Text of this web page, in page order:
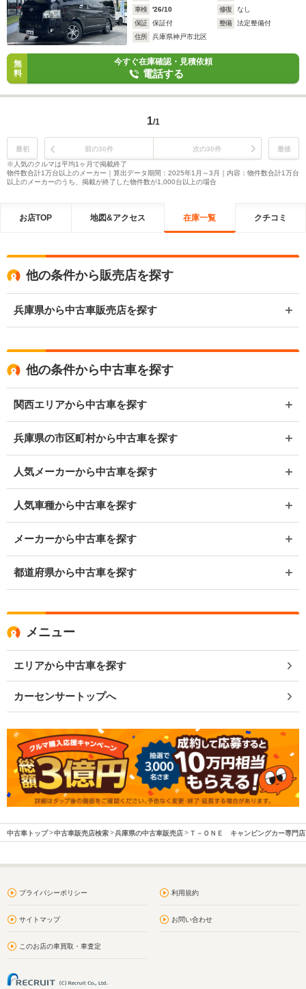
車検
'26/10 修復
なし
保証
保証付 整備
法定整備付
住所
兵庫県神戸市北区
無
料
今すぐ在庫確認・見積依頼
電話する
1/1
最初 前の30件 次の30件
最後
※人気のクルマは平均1ヶ月で掲載終了
物件数合計1万台以上のメーカー｜算出データ期間：2025年1月～3月｜内容：物件数合計1万台
以上のメーカーのうち、掲載が終了した物件数が1,000台以上の場合
お店TOP 地図&アクセス 在庫一覧 クチコミ
他の条件から販売店を探す
兵庫県から中古車販売店を探す
他の条件から中古車を探す
関西エリアから中古車を探す
兵庫県の市区町村から中古車を探す
人気メーカーから中古車を探す
人気車種から中古車を探す
メーカーから中古車を探す
都道府県から中古車を探す
メニュー
エリアから中古車を探す
カーセンサートップへ
中古車トップ 中古車販売店検索 兵庫県の中古車販売店 Ｔ－ＯＮＥ キャンピングカー専門店
プライバシーポリシー 利用規約
サイトマップ お問い合わせ
このお店の車買取・車査定